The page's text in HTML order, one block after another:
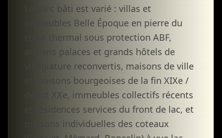
Le parc bâti est varié : villas et
immeubles Belle Époque en pierre du
cœur thermal sous protection ABF,
anciens palaces et grands hôtels de
villégiature reconvertis, maisons de ville
et maisons bourgeoises de la fin XIXe /
début XXe, immeubles collectifs récents
et résidences services du front de lac, et
maisons individuelles des coteaux